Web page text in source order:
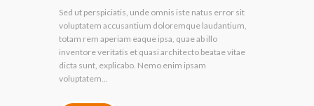
Sed ut perspiciatis, unde omnis iste natus error sit
voluptatem accusantium doloremque laudantium,
totam rem aperiam eaque ipsa, quae ab illo
inventore veritatis et quasi architecto beatae vitae
dicta sunt, explicabo. Nemo enim ipsam
voluptatem...